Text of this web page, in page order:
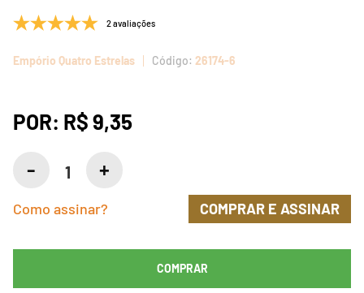
2 avaliações
Empório Quatro Estrelas 26174-6
POR: R$ 9,35
COMPRAR
Como assinar? COMPRAR E ASSINAR